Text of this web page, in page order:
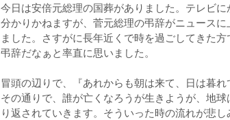
今日は安倍元総理の国葬がありました。テレビ
分かりかねますが、菅元総理の弔辞がニュース
ました。さすがに長年近くで時を過ごしてきた
弔辞だなぁと率直に思いました。
冒頭の辺りで、『あれからも朝は来て、日は暮
その通りで、誰が亡くなろうが生きようが、地
り返されていきます。そういった時の流れが悲